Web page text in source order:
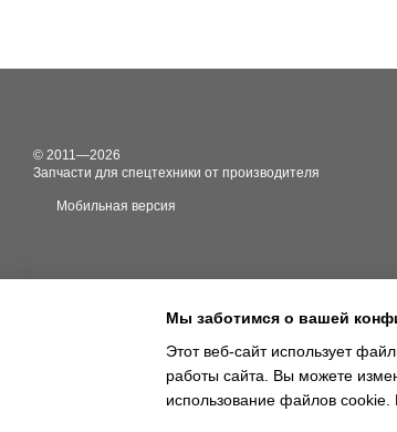
© 2011—2026
Запчасти для спецтехники от производителя
Мобильная версия
Мы заботимся о вашей
Этот веб-сайт использует
работы сайта. Вы можете
использование файлов